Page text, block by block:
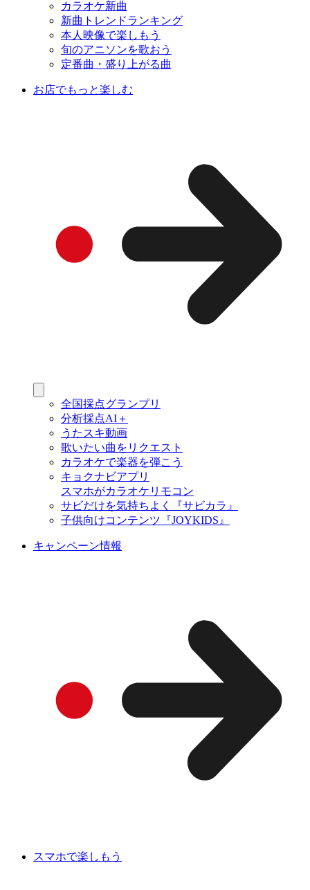
カラオケ新曲
新曲トレンドランキング
本人映像で楽しもう
旬のアニソンを歌おう
定番曲・盛り上がる曲
お店でもっと楽しむ
全国採点グランプリ
分析採点AI＋
うたスキ動画
歌いたい曲をリクエスト
カラオケで楽器を弾こう
キョクナビアプリ
スマホがカラオケリモコン
サビだけを気持ちよく『サビカラ』
子供向けコンテンツ『JOYKIDS』
キャンペーン情報
スマホで楽しもう